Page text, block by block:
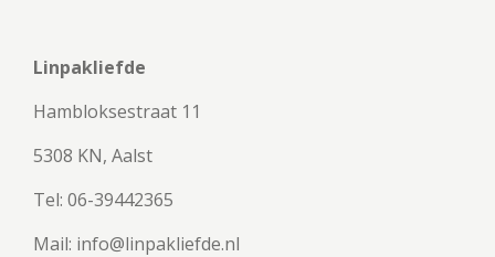
Linpakliefde
Hambloksestraat 11
5308 KN, Aalst
Tel: 06-39442365
Mail: info@linpakliefde.nl